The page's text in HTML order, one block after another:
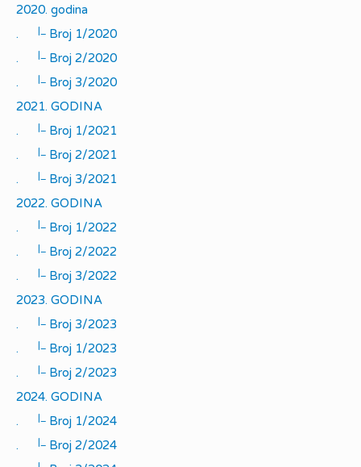
2020. godina
.
|_
Broj 1/2020
.
|_
Broj 2/2020
.
|_
Broj 3/2020
2021. GODINA
.
|_
Broj 1/2021
.
|_
Broj 2/2021
.
|_
Broj 3/2021
2022. GODINA
.
|_
Broj 1/2022
.
|_
Broj 2/2022
.
|_
Broj 3/2022
2023. GODINA
.
|_
Broj 3/2023
.
|_
Broj 1/2023
.
|_
Broj 2/2023
2024. GODINA
.
|_
Broj 1/2024
.
|_
Broj 2/2024